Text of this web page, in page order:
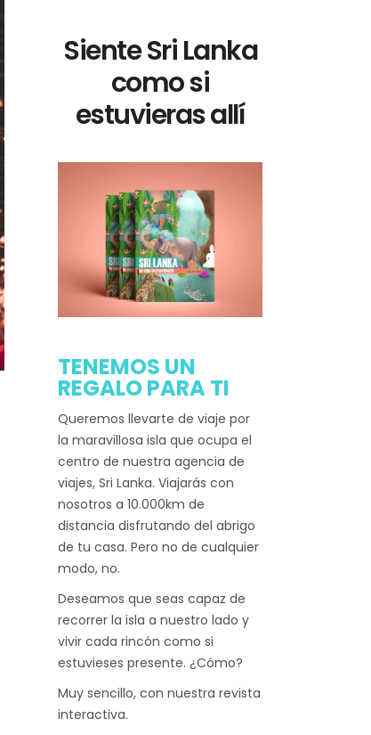
Siente Sri Lanka
como si
estuvieras allí
TENEMOS UN
REGALO PARA TI
Queremos llevarte de viaje por
la maravillosa isla que ocupa el
centro de nuestra agencia de
viajes, Sri Lanka. Viajarás con
nosotros a 10.000km de
distancia disfrutando del abrigo
de tu casa. Pero no de cualquier
modo, no.
Deseamos que seas capaz de
recorrer la isla a nuestro lado y
vivir cada rincón como si
estuvieses presente. ¿Cómo?
Muy sencillo, con nuestra revista
interactiva.